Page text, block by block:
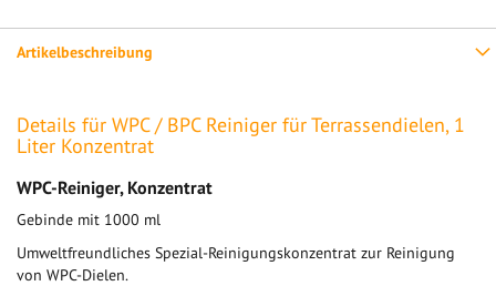
Artikelbeschreibung
Details für WPC / BPC Reiniger für Terrassendielen, 1
Liter Konzentrat
WPC-Reiniger, Konzentrat
Gebinde mit 1000 ml
Umweltfreundliches Spezial-Reinigungskonzentrat zur Reinigung
von WPC-Dielen.